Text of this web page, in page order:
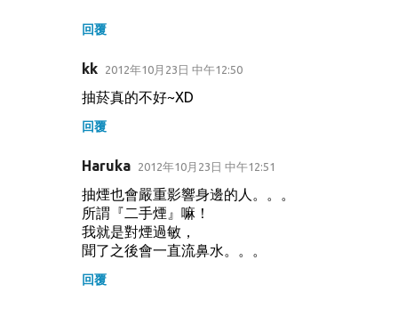
回覆
kk 2012年10月23日 中午12:50
抽菸真的不好~XD
回覆
Haruka 2012年10月23日 中午12:51
抽煙也會嚴重影響身邊的人。。。
所謂『二手煙』嘛！
我就是對煙過敏，
聞了之後會一直流鼻水。。。
回覆